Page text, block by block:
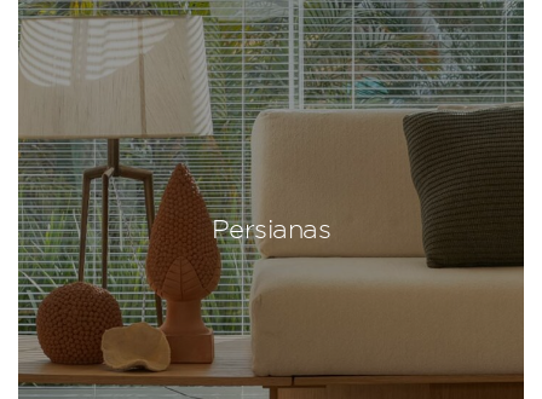
Persianas